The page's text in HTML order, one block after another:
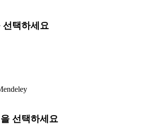
선택하세요
선택하세요